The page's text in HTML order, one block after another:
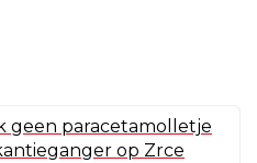
geen paracetamolletje
op Zrce